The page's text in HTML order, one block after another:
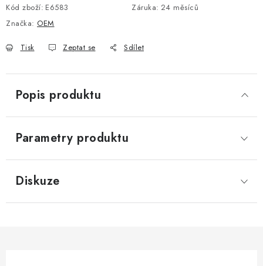
KONTAKTY
POŠTOVNÉ A DOPRAVA
OBCHODNÍ PODMÍNKY
POWERBANKY
PŘÍSLUŠENSTVÍ
Kód zboží: E6583 Záruka: 24 měsíců
Značka: OEM
Tisk Zeptat se Sdílet
Popis produktu
Parametry produktu
Diskuze